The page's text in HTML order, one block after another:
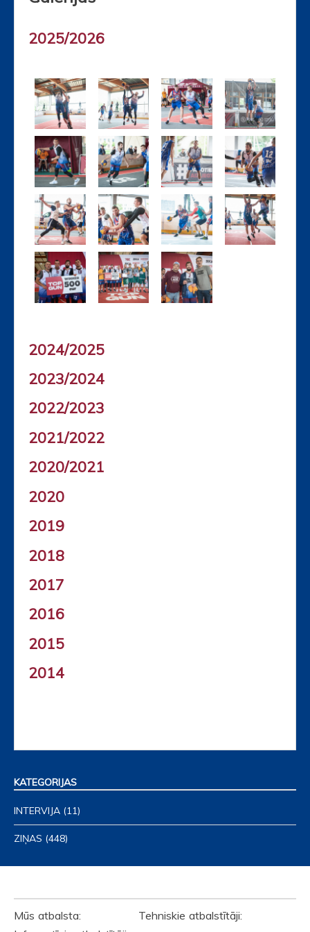
2025/2026
2024/2025
2023/2024
2022/2023
2021/2022
2020/2021
2020
2019
2018
2017
2016
2015
2014
KATEGORIJAS
INTERVIJA (11)
ZIŅAS (448)
Mūs atbalsta: Tehniskie atbalstītāji: